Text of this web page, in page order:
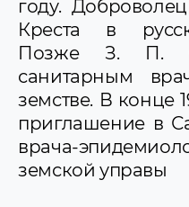
году.
Креста в
Позже З. П.
санитарным
земстве. В конце
приглашение в
врача-
земской управы